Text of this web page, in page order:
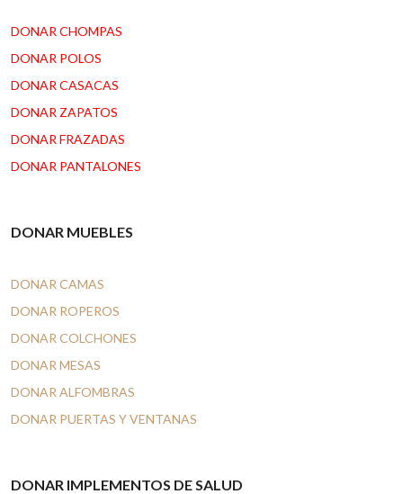
DONAR CHOMPAS
DONAR POLOS
DONAR CASACAS
DONAR ZAPATOS
DONAR FRAZADAS
DONAR PANTALONES
DONAR MUEBLES
DONAR CAMAS
DONAR ROPEROS
DONAR COLCHONES
DONAR MESAS
DONAR ALFOMBRAS
DONAR PUERTAS Y VENTANAS
DONAR IMPLEMENTOS DE SALUD